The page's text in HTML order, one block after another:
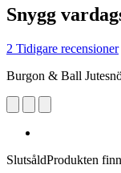
Snygg
2 Tidigare recensioner
Burgon & Ball
SlutsåldProdukten